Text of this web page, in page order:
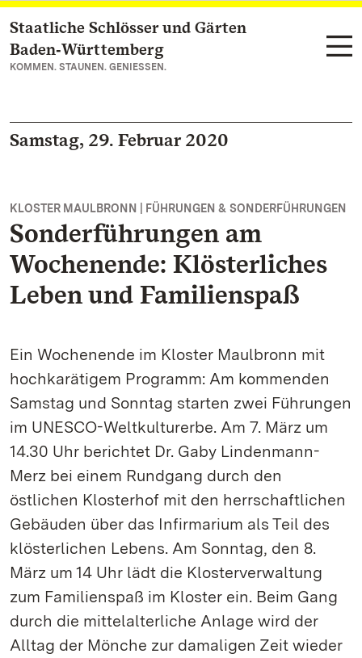
Zum Hauptinhalt springen
Staatliche Schlösser und Gärten
Baden‑Württemberg
KOMMEN. STAUNEN. GENIESSEN.
Samstag, 29. Februar 2020
KLOSTER MAULBRONN | FÜHRUNGEN & SONDERFÜHRUNGEN
Sonderführungen am
Wochenende: Klösterliches
Leben und Familienspaß
Ein Wochenende im Kloster Maulbronn mit
hochkarätigem Programm: Am kommenden
Samstag und Sonntag starten zwei Führungen
im UNESCO-Weltkulturerbe. Am 7. März um
14.30 Uhr berichtet Dr. Gaby Lindenmann-
Merz bei einem Rundgang durch den
östlichen Klosterhof mit den herrschaftlichen
Gebäuden über das Infirmarium als Teil des
klösterlichen Lebens. Am Sonntag, den 8.
März um 14 Uhr lädt die Klosterverwaltung
zum Familienspaß im Kloster ein. Beim Gang
durch die mittelalterliche Anlage wird der
Alltag der Mönche zur damaligen Zeit wieder